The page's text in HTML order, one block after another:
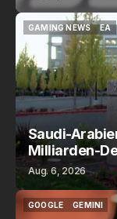
GAMING NEWS
GAMING NEWS
EA
EA
Saudi-
Milliarden-
Aug. 6, 2026
GOOGLE
GEMINI